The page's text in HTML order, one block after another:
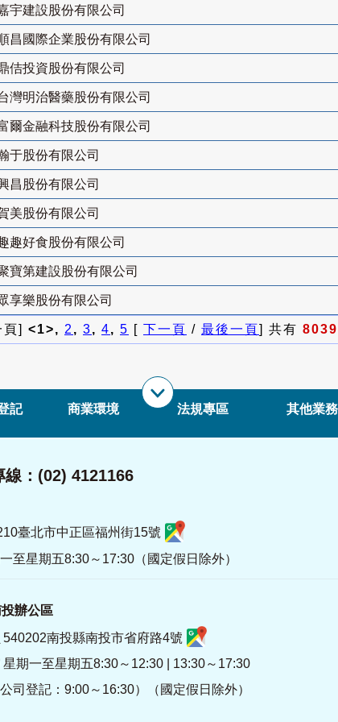
宇建設股份有限公司
昌國際企業股份有限公司
佶投資股份有限公司
灣明治醫藥股份有限公司
爾金融科技股份有限公司
于股份有限公司
昌股份有限公司
美股份有限公司
趣好食股份有限公司
寶第建設股份有限公司
享樂股份有限公司
頁] <1>, 2, 3, 4, 5 [ 下一頁 / 最後一頁] 共有 8039
記 商業環境 法規專區 其他業務
：(02) 4121166
臺北市中正區福州街15號
至星期五8:30～17:30（國定假日除外）
辦公區
540202南投縣南投市省府路4號
星期一至星期五8:30～12:30 | 13:30～17:30
公司登記：9:00～16:30）（國定假日除外）